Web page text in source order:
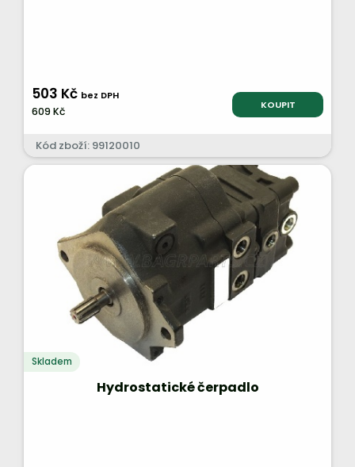
503 Kč bez DPH
609 Kč KOUPIT
Kód zboží: 99120010
Skladem
Hydrostatické čerpadlo